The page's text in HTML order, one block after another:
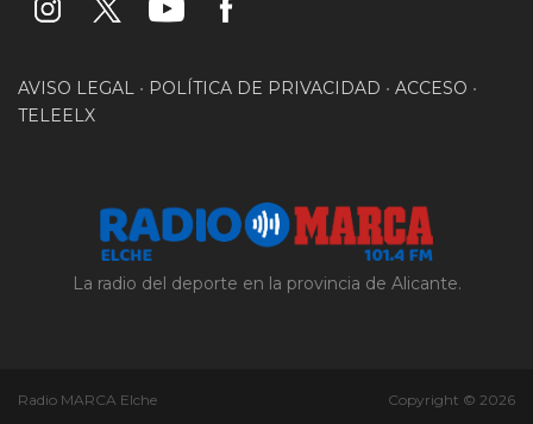
AVISO LEGAL • POLÍTICA DE PRIVACIDAD • ACCESO •
TELEELX
La radio del deporte en la provincia de Alicante.
Radio MARCA Elche Copyright © 2026